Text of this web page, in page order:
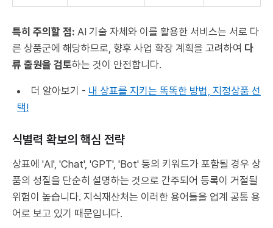
특히 주의할 점: AI 기술 자체와 이를 활용한 서비스는 서로 다
른 상품군에 해당하므로, 향후 사업 확장 계획을 고려하여 다
류 출원을 검토하는 것이 안전합니다.
더 알아보기 - 내 상표를 지키는 똑똑한 방법, 지정상품 선
택!
식별력 확보의 핵심 전략
상표에 'AI', 'Chat', 'GPT', 'Bot' 등의 키워드가 포함될 경우 상
품의 성질을 단순히 설명하는 것으로 간주되어 등록이 거절될
위험이 높습니다. 지식재산처는 이러한 용어들을 업계 공통 용
어로 보고 있기 때문입니다.